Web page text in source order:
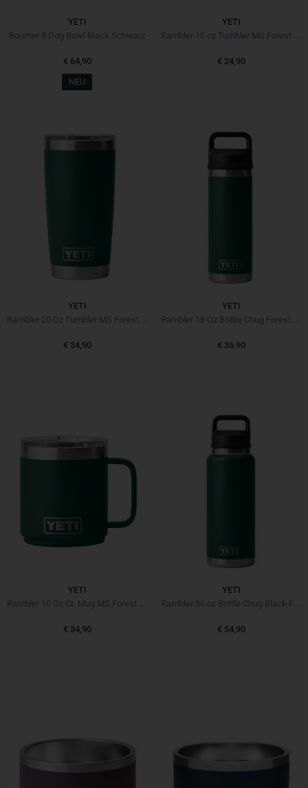
YETI
Boomer 8 Dog Bowl Black Schwarz
€ 64,90
NEU
YETI
€ 24,90
YETI
€ 34,90
YETI
€ 36,90
YETI
Rambler 10 Oz CL Mug MS Forest Green Grün
€ 34,90
YETI
Rambler 36 oz Bottle Chug Black Forest Green Grün
€ 54,90